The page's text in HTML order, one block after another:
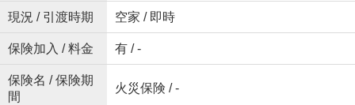
現況 / 引渡時期 空家 / 即時
保険加入 / 料金 有 / -
保険名 / 保険期
間
火災保険 / -